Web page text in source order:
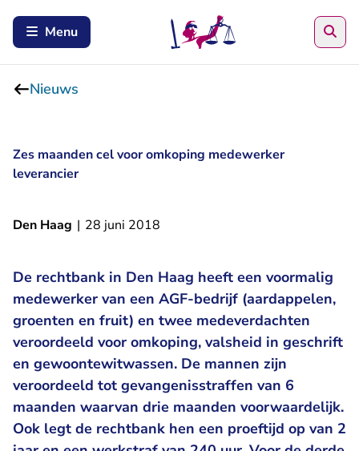
Menu
Nieuws
Zes maanden cel voor omkoping medewerker
leverancier
Den Haag | 28 juni 2018
De rechtbank in Den Haag heeft een voormalig
medewerker van een AGF-bedrijf (aardappelen,
groenten en fruit) en twee medeverdachten
veroordeeld voor omkoping, valsheid in geschrift
en gewoontewitwassen. De mannen zijn
veroordeeld tot gevangenisstraffen van 6
maanden waarvan drie maanden voorwaardelijk.
Ook legt de rechtbank hen een proeftijd op van 2